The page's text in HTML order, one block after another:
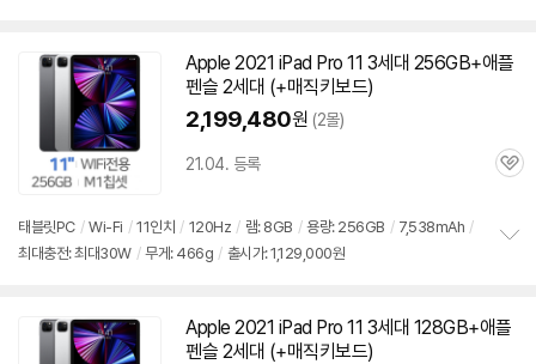
치
Apple 2021 iPad Pro 11 3세대 256GB+애플
펜슬 2세대 (+매직키보드)
2,199,480원 (2몰)
21.04. 등록
관
태블릿PC / Wi-Fi / 11인치 / 120Hz / 램: 8GB / 용량: 256GB / 7,538mAh /
최대충전: 최대30W / 무게: 466g / 출시가: 1,129,000원
치
Apple 2021 iPad Pro 11 3세대 128GB+애플
펜슬 2세대 (+매직키보드)